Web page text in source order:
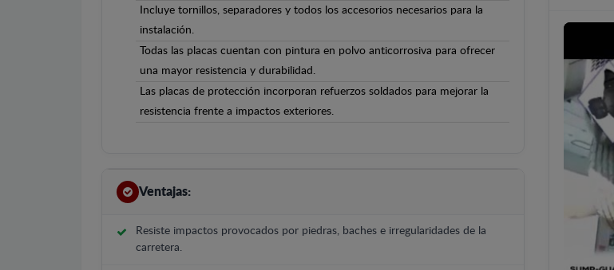
Incluye tornillos, separadores y todos los accesorios necesarios para la
instalación.
Todas las placas cuentan con pintura en polvo anticorrosiva para ofrecer
una mayor resistencia y durabilidad.
Las placas de protección incorporan refuerzos soldados para mejorar la
resistencia frente a impactos exteriores.
Ventajas:
Resiste impactos provocados por piedras, baches e irregularidades de la
carretera.